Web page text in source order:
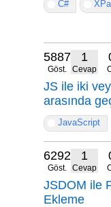
C#
5887
Göst.
1
Cevap
JS ile iki
arasında
JavaScript
6292
Göst.
1
Cevap
JSDOM ile
Ekleme